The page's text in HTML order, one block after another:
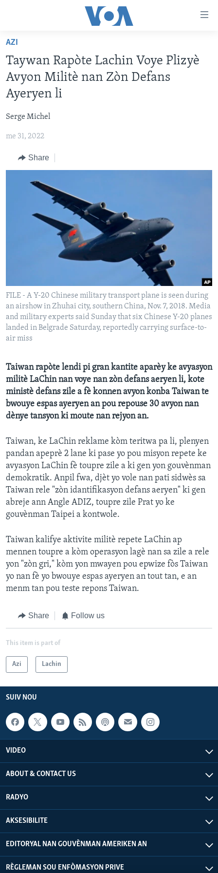
Skip
main
content
Skip
to
main
Navigation
Skip
Search
LÈZETAZINI
AMERIK LATIN
VIDEO
FLASHPOINT IKRÈN
Learning English
AZI
Taywan Rapòte Lachin Voye Plizyè
Avyon Militè nan Zòn Defans
Ayeryen li
Serge Michel
me 31, 2022
Share
FILE - A Y-20 Chinese military transport plane is seen during
an airshow in Zhuhai city, southern China, Nov. 7, 2018. Media
and military experts said Sunday that six Chinese Y-20 planes
landed in Belgrade Saturday, reportedly carrying surface-to-
air miss
Taiwan rapòte lendi pi gran kantite aparèy ke avyasyon
militè LaChin nan voye nan zòn defans aeryen li, kote
ministè defans zile a fè konnen avyon konba Taiwan te
bwouye espas ayeryen an pou repouse 30 avyon nan
dènye tansyon ki moute nan rejyon an.
Taiwan, ke LaChin reklame kòm teritwa pa li, plenyen
pandan apeprè 2 lane ki pase yo pou misyon repete ke
avyasyon LaChin fè toupre zile a ki gen yon gouvènman
demokratik. Anpil fwa, djèt yo vole nan pati sidwès sa
Taiwan rele "zòn idantifikasyon defans aeryen" ki gen
abreje ann Angle ADIZ, toupre zile Prat yo ke
gouvènman Taipei a kontwole.
Taiwan kalifye aktivite militè repete LaChin ap
mennen toupre a kòm operasyon lagè nan sa zile a rele
yon "zòn gri," kòm yon mwayen pou epwize fòs Taiwan
yo nan fè yo bwouye espas ayeryen an tout tan, e an
menm tan pou teste repons Taiwan.
Share Follow us
This item is part of
Azi Lachin
SUIV NOU
VIDEO
ABOUT & CONTACT US
RADYO
AKSESIBILITE
EDITORYAL NAN GOUVÈNMAN AMERIKEN AN
RÈGLEMAN SOU ENFÒMASYON PRIVE